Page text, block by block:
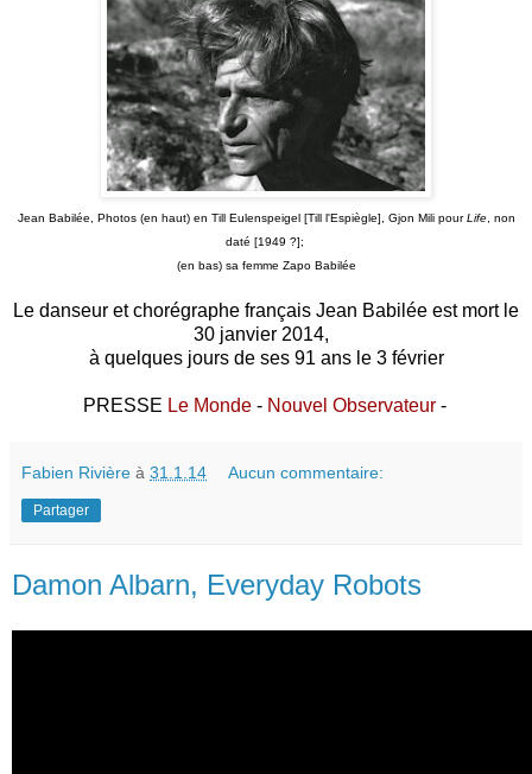
Jean Babilée, Photos (en haut) en Till Eulenspeigel [Till l'Espiègle], Gjon Mili pourLife, non
daté [1949 ?];
(en bas) sa femme Zapo Babilée
Le danseur et chorégraphe français Jean Babilée est mort le
30 janvier 2014,
à quelques jours de ses 91 ans le 3 février
PRESSE Le Monde- Nouvel Observateur-
Fabien Rivière à 31.1.14 Aucun commentaire:
Partager
Damon Albarn, Everyday Robots